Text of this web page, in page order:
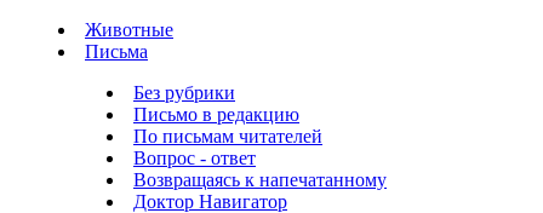
Животные
Письма
Без рубрики
Письмо в редакцию
По письмам читателей
Вопрос - ответ
Возвращаясь к напечатанному
Доктор Навигатор